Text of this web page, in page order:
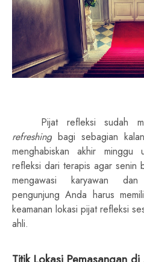
Pijat refleksi sudah
refreshing bagi sebagian
menghabiskan akhir minggu
refleksi dari terapis agar senin
mengawasi karyawan dan
pengunjung Anda harus
keamanan lokasi pijat refleksi
ahli.